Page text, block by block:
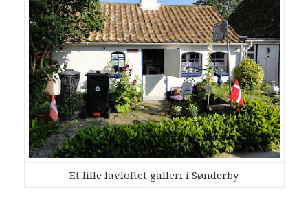
Et lille lavloftet galleri i Sønderby